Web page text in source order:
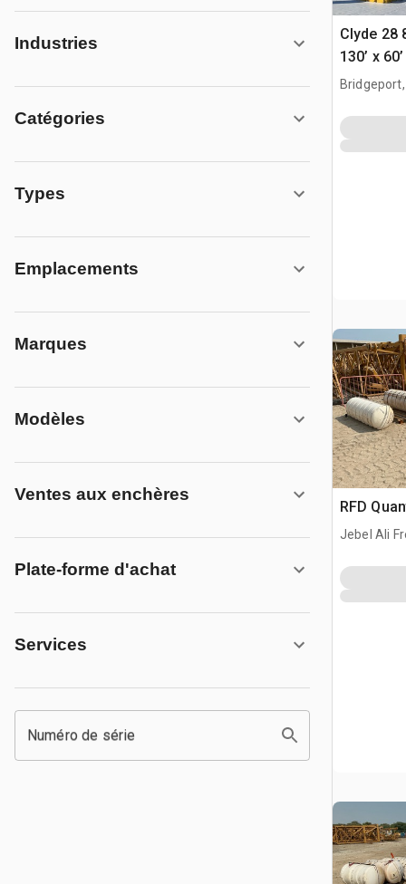
Industries
Catégories
Types
Emplacements
Marques
Modèles
Ventes aux enchères
Plate-forme d'achat
Services
Numéro de série
Clyde 28
130’ x
RFD
Jebel Ali